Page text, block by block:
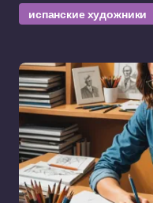
испанские художники